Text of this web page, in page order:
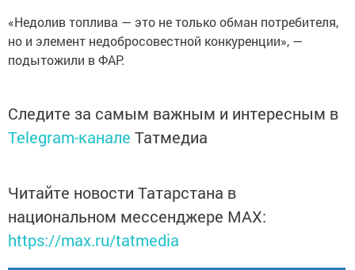
«Недолив топлива — это не только обман потребителя,
но и элемент недобросовестной конкуренции», —
подытожили в ФАР.
Следите за самым важным и интересным в
Telegram-канале Татмедиа
Читайте новости Татарстана в
национальном мессенджере MАХ:
https://max.ru/tatmedia